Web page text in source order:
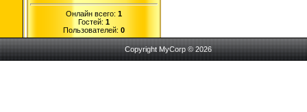
Онлайн всего: 1
Гостей: 1
Пользователей: 0
Copyright MyCorp © 2026